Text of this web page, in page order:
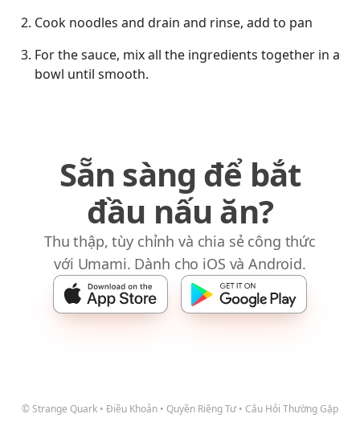
Cook noodles and drain and rinse, add to pan
For the sauce, mix all the ingredients together in a
bowl until smooth.
Sẵn sàng để bắt
đầu nấu ăn?
Thu thập, tùy chỉnh và chia sẻ công thức
với Umami. Dành cho iOS và Android.
© Strange Quark • Điều Khoản • Quyền Riêng Tư • Câu Hỏi Thường Gặp